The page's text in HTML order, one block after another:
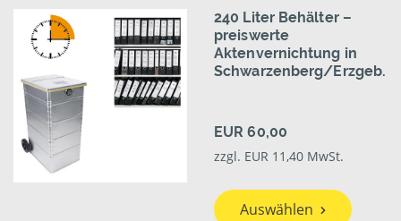
240 Liter Behälter –
preiswerte
Aktenvernichtung in
Schwarzenberg/Erzgeb.
EUR 60,00
zzgl. EUR 11,40 MwSt.
Auswählen